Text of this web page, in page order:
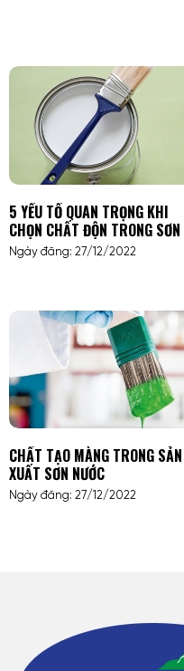
5 YẾU TỐ QUAN TRỌNG KHI
CHỌN CHẤT ĐỘN TRONG SƠN
Ngày đăng: 27/12/2022
CHẤT TẠO MÀNG TRONG SẢN
XUẤT SƠN NƯỚC
Ngày đăng: 27/12/2022